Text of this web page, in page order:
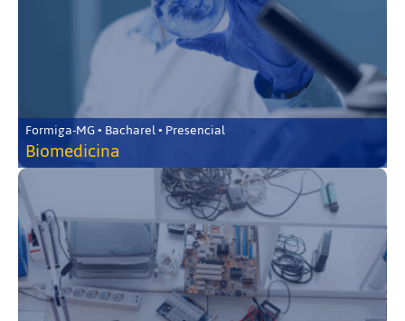
Formiga-MG • Bacharel • Presencial
Biomedicina